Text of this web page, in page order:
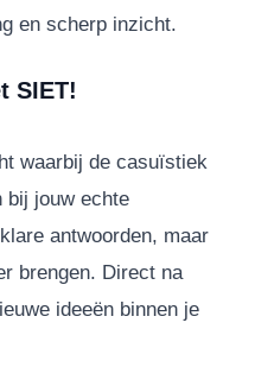
en scherp inzicht.
SIET!
waarbij de casuïstiek
bij jouw echte
antwoorden, maar
brengen. Direct na
ideeën binnen je